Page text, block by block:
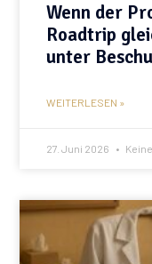
Wenn der
Roadtrip
unter
WEITERLESEN »
27. Juni 2026